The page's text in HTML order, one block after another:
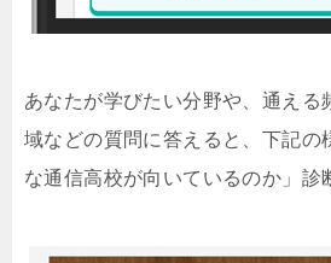
あなたが学びたい分野や、通える
域などの質問に答えると、下記の
な通信高校が向いているのか」診